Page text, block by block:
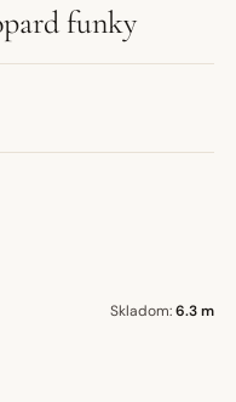
funky
Skladom:6.3 m